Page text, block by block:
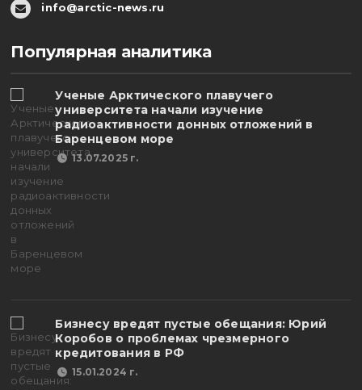
info@arctic-news.ru
Популярная аналитика
Ученые Арктического плавучего
университета начали изучение
радиоактивности донных отложений в
Баренцевом море
13.07.2025 г.
Бизнесу вредят пустые обещания: Юрий
Коробов о проблемах чрезмерного
кредитования в РФ
15.01.2024 г.